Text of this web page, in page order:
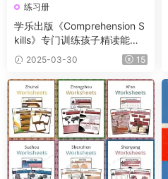
练习册
学乐出版《Comprehension S
kills》专门训练孩子精读能力
的练习，帮助孩子快速提升英
语阅读能力！
2025-03-30 15